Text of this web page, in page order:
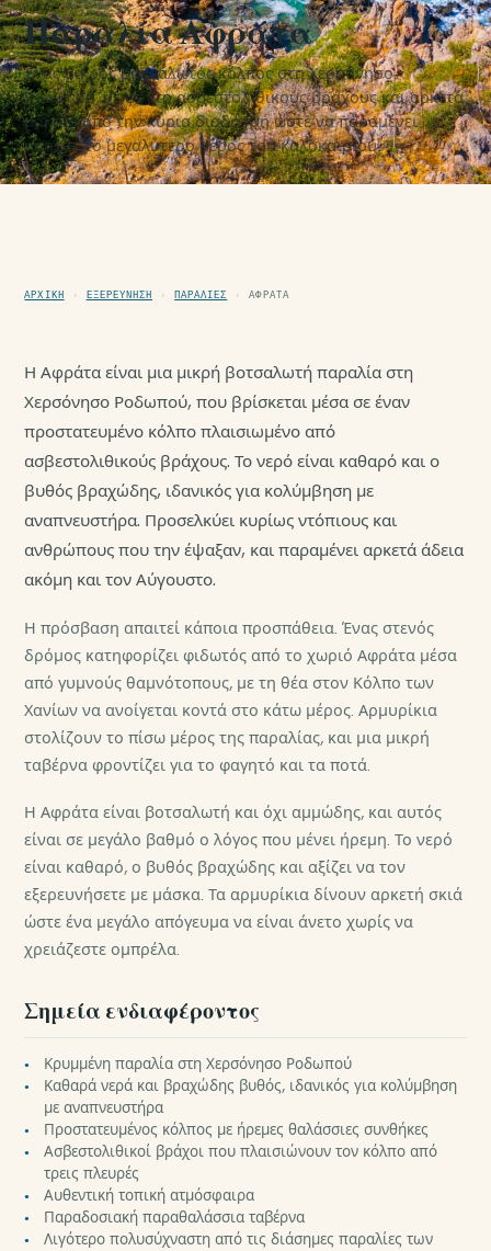
Παραλία Αφράτα
Ένας μικρός βοτσαλωτός κόλπος στη Χερσόνησο
Ροδωπού, με φόντο ασβεστολιθικούς βράχους και αρκετά
μακριά από την κύρια διαδρομή ώστε να παραμένει
ήσυχος το μεγαλύτερο μέρος του καλοκαιριού.
ΑΡΧΙΚΉ › ΕΞΕΡΕΎΝΗΣΗ › ΠΑΡΑΛΊΕΣ › ΑΦΡΆΤΑ
Η Αφράτα είναι μια μικρή βοτσαλωτή παραλία στη
Χερσόνησο Ροδωπού, που βρίσκεται μέσα σε έναν
προστατευμένο κόλπο πλαισιωμένο από
ασβεστολιθικούς βράχους. Το νερό είναι καθαρό και ο
βυθός βραχώδης, ιδανικός για κολύμβηση με
αναπνευστήρα. Προσελκύει κυρίως ντόπιους και
ανθρώπους που την έψαξαν, και παραμένει αρκετά άδεια
ακόμη και τον Αύγουστο.
Η πρόσβαση απαιτεί κάποια προσπάθεια. Ένας στενός
δρόμος κατηφορίζει φιδωτός από το χωριό Αφράτα μέσα
από γυμνούς θαμνότοπους, με τη θέα στον Κόλπο των
Χανίων να ανοίγεται κοντά στο κάτω μέρος. Αρμυρίκια
στολίζουν το πίσω μέρος της παραλίας, και μια μικρή
ταβέρνα φροντίζει για το φαγητό και τα ποτά.
Η Αφράτα είναι βοτσαλωτή και όχι αμμώδης, και αυτός
είναι σε μεγάλο βαθμό ο λόγος που μένει ήρεμη. Το νερό
είναι καθαρό, ο βυθός βραχώδης και αξίζει να τον
εξερευνήσετε με μάσκα. Τα αρμυρίκια δίνουν αρκετή σκιά
ώστε ένα μεγάλο απόγευμα να είναι άνετο χωρίς να
χρειάζεστε ομπρέλα.
Σημεία ενδιαφέροντος
Κρυμμένη παραλία στη Χερσόνησο Ροδωπού
Καθαρά νερά και βραχώδης βυθός, ιδανικός για κολύμβηση
με αναπνευστήρα
Προστατευμένος κόλπος με ήρεμες θαλάσσιες συνθήκες
Ασβεστολιθικοί βράχοι που πλαισιώνουν τον κόλπο από
τρεις πλευρές
Αυθεντική τοπική ατμόσφαιρα
Παραδοσιακή παραθαλάσσια ταβέρνα
Λιγότερο πολυσύχναστη από τις διάσημες παραλίες των